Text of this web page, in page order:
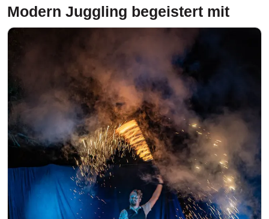
Modern Juggling begeistert mit